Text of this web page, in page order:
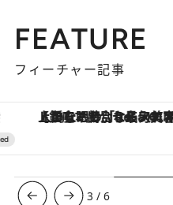
FEATURE
フィーチャー記事
【銀座で出合う最旬美容】美髪ケアや上質な眠り…セルフケアのアップデートから、特別な
3 /6